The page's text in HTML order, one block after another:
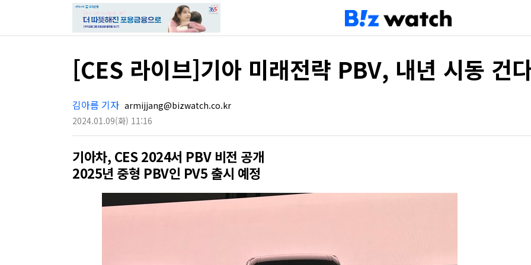
[CES 라이브]기아 미래전략 PBV, 내년 시동 건
김아름 기자 armijjang@bizwatch.co.kr
2024.01.09(화) 11:16
기아차, CES 2024서 PBV 비전 공개
2025년 중형 PBV인 PV5 출시 예정